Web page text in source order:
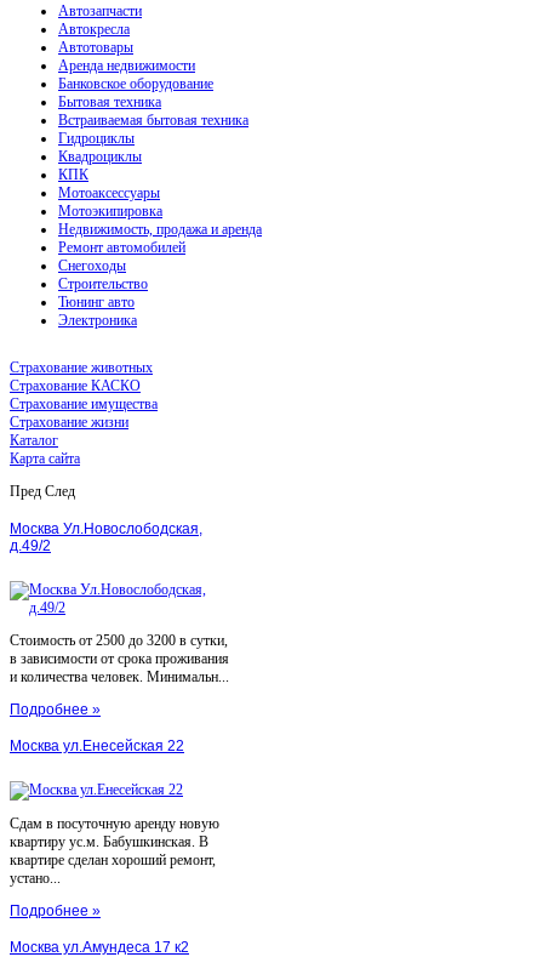
Автозапчасти
Автокресла
Автотовары
Аренда недвижимости
Банковское оборудование
Бытовая техника
Встраиваемая бытовая техника
Гидроциклы
Квадроциклы
КПК
Мотоаксессуары
Мотоэкипировка
Недвижимость, продажа и аренда
Ремонт автомобилей
Снегоходы
Строительство
Тюнинг авто
Электроника
Страхование животных
Страхование КАСКО
Страхование имущества
Страхование жизни
Каталог
Карта сайта
Пред След
Москва Ул.Новослободская,
д.49/2
Стоимость от 2500 до 3200 в сутки,
в зависимости от срока проживания
и количества человек. Минимальн...
Подробнее »
Москва ул.Енесейская 22
Сдам в посуточную аренду новую
квартиру ус.м. Бабушкинская. В
квартире сделан хороший ремонт,
устано...
Подробнее »
Москва ул.Амундеса 17 к2